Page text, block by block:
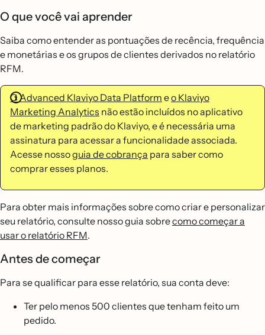
O que você vai aprender
Saiba como entender as pontuações de recência, frequência
e monetárias e os grupos de clientes derivados no relatório
RFM.
O Advanced Klaviyo Data Platform eo Klaviyo
Marketing Analytics não estão incluídos no aplicativo
de marketing padrão do Klaviyo, e é necessária uma
assinatura para acessar a funcionalidade associada.
Acesse nossoguia de cobrança para saber como
comprar esses planos.
Para obter mais informações sobre como criar e personalizar
seu relatório, consulte nosso guia sobrecomo começar a
usar o relatório RFM.
Antes de começar
Para se qualificar para esse relatório, sua conta deve:
Ter pelo menos 500 clientes que tenham feito um
pedido.